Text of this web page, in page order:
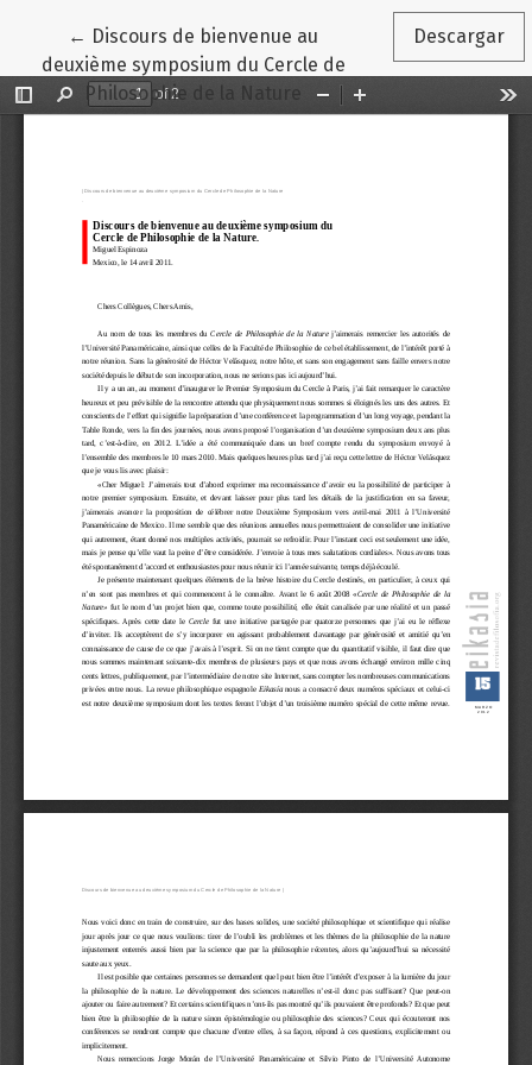
← Volver a los detalles del artículo
Discours de bienvenue au
deuxième symposium du Cercle de
Philosophie de la Nature
Descargar